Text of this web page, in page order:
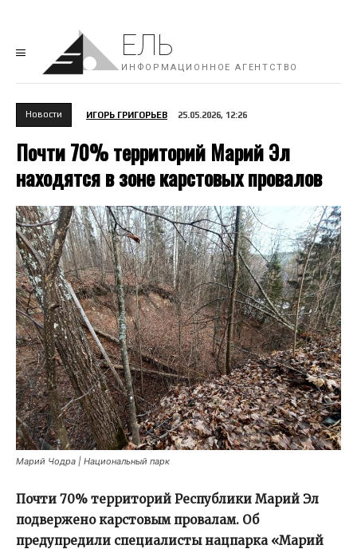
ЕЛЬ
ИНФОРМАЦИОННОЕ АГЕНТСТВО
Новости ИГОРЬ ГРИГОРЬЕВ 25.05.2026, 12:26
Почти 70% территорий Марий Эл
находятся в зоне карстовых провалов
Марий Чодра | Национальный парк
Почти 70% территорий Республики Марий Эл
подвержено карстовым провалам. Об
предупредили специалисты нацпарка «Марий